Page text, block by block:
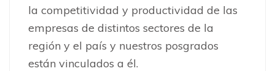
la competitividad y productividad de las
empresas de distintos sectores de la
región y el país y nuestros posgrados
están vinculados a él.